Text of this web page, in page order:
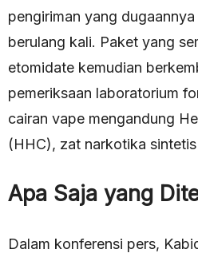
pengiriman yang
berulang kali. Paket yang
etomidate kemudian
pemeriksaan laboratorium
cairan vape mengandung
(HHC), zat narkotika
Apa Saja yang
Dalam konferensi pers,